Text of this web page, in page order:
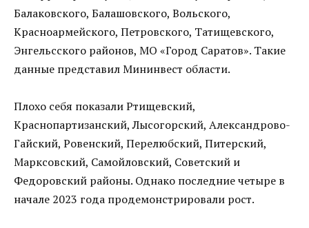
Балаковского, Балашовского, Вольского,
Красноармейского, Петровского, Татищевского,
Энгельсского районов, МО «Город Саратов». Такие
данные представил Мининвест области.
Плохо себя показали Ртищевский,
Краснопартизанский, Лысогорский, Александрово-
Гайский, Ровенский, Перелюбский, Питерский,
Марксовский, Самойловский, Советский и
Федоровский районы. Однако последние четыре в
начале 2023 года продемонстрировали рост.